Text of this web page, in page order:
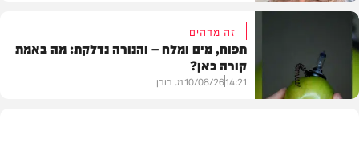
בית המדרש
זה מדהים
תפוח, מים ומלח – והנורה נדלקת: מה באמת
קורה כאן?
14:21
10/08/26מ. רובן